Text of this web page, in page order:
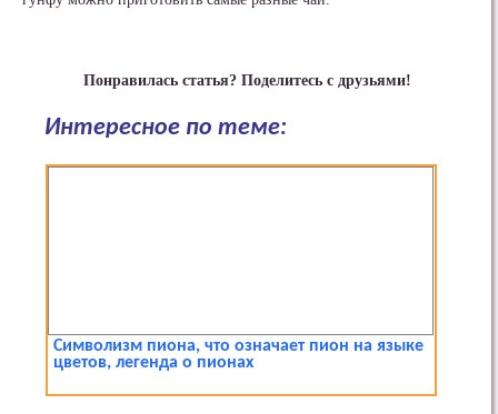
Понравилась статья? Поделитесь с друзьями!
Интересное по теме:
Символизм пиона, что означает пион на языке
цветов, легенда о пионах